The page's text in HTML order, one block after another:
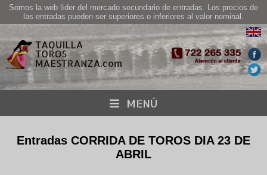
Somos la web lìder del mercado secundario de entradas. Los precios de
las entradas pueden ser superiores o inferiores al valor nominal.
MENÚ
Entradas CORRIDA DE TOROS DIA 23 DE
ABRIL